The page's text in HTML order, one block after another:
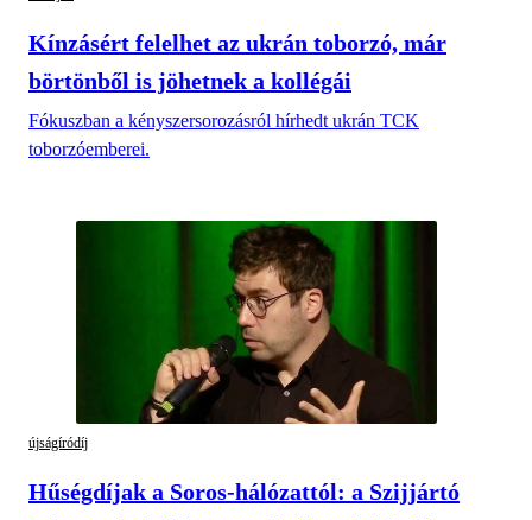
Kínzásért felelhet az ukrán toborzó, már
börtönből is jöhetnek a kollégái
Fókuszban a kényszersorozásról hírhedt ukrán TCK
toborzóemberei.
újságíródíj
Hűségdíjak a Soros-hálózattól: a Szijjártó